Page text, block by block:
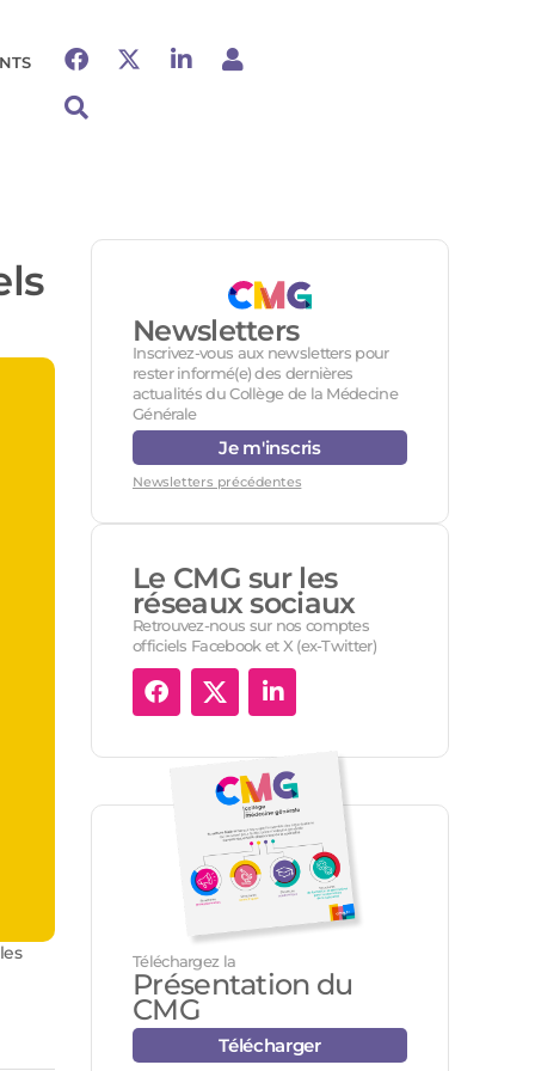
Newsletters
Inscrivez-vous aux newsletters pour
rester informé(e) des dernières
actualités du Collège de la Médecine
Générale
Je m'inscris
Newsletters précédentes
Le CMG sur les
réseaux sociaux
Retrouvez-nous sur nos comptes
officiels Facebook et X (ex-Twitter)
Téléchargez la
Présentation du
CMG
Télécharger